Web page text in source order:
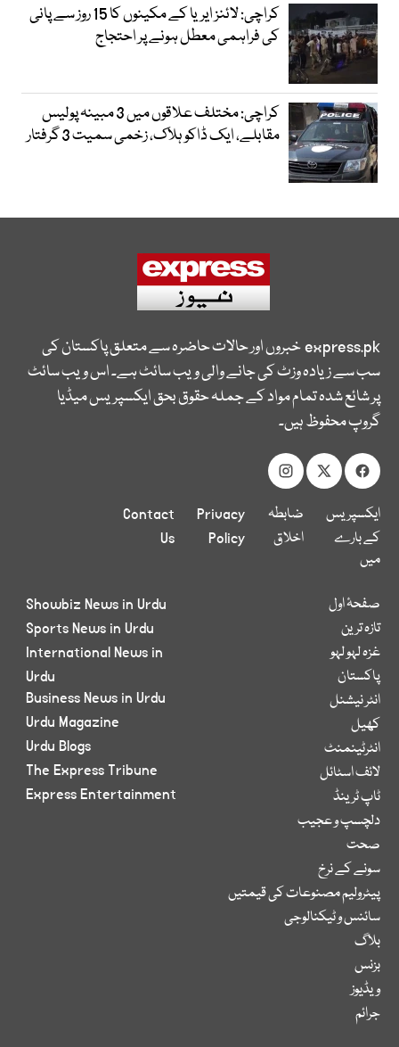
کراچی: لائنز ایریا کے مکینوں کا 15 روز سے پانی
کی فراہمی معطل ہونے پر احتجاج
کراچی: مختلف علاقوں میں 3 مبینہ پولیس
مقابلے، ایک ڈاکو ہلاک، زخمی سمیت 3 گرفتار
express.pkخبروں اور حالات حاضرہ سے متعلق پاکستان کی
سب سے زیادہ وزٹ کی جانے والی ویب سائٹ ہے۔ اس ویب سائٹ
پر شائع شدہ تمام مواد کے جملہ حقوق بحق ایکسپریس میڈیا
گروپ محفوظ ہیں۔
ایکسپریس
کے بارے
میں
ضابطہ
اخلاق
Privacy
Policy
Contact
Us
صفحۂ اول
تازہ ترین
غزہ لہو لہو
پاکستان
انٹر نیشنل
کھیل
انٹرٹینمنٹ
لائف اسٹائل
ٹاپ ٹرینڈ
دلچسپ و عجیب
صحت
سونے کے نرخ
پیٹرولیم مصنوعات کی قیمتیں
سائنس و ٹیکنالوجی
بلاگ
بزنس
ویڈیوز
جرائم
Showbiz News in Urdu
Sports News in Urdu
International News in
Urdu
Business News in Urdu
Urdu Magazine
Urdu Blogs
The Express Tribune
Express Entertainment